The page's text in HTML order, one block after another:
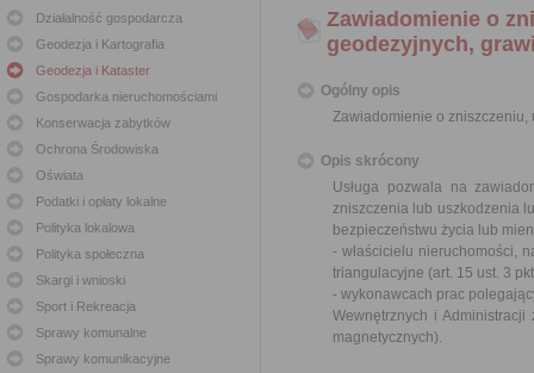
Działalność gospodarcza
Geodezja i Kartografia
Geodezja i Kataster
Gospodarka nieruchomościami
Konserwacja zabytków
Ochrona Środowiska
Oświata
Podatki i opłaty lokalne
Polityka lokalowa
Polityka społeczna
Skargi i wnioski
Sport i Rekreacja
Sprawy komunalne
Sprawy komunikacyjne
Zawiadomienie o
geodezyjnych,
Ogólny opis
Zawiadomienie o zniszczeniu,
Opis skrócony
Usługa pozwala na
zniszczenia lub uszkodzenia
bezpieczeństwu życia lub
- właścicielu nieruchomości,
triangulacyjne (art. 15 ust. 3
- wykonawcach prac
Wewnętrznych i
magnetycznych).